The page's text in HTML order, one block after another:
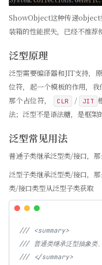
ShowObject这种传递object
装箱的性能损失，已经不推荐
泛型原理
泛型需要编译器和JIT支持，
位符，起一个模板的作用，
那个占位符， CLR / JIT
法；泛型不是语法糖，是框架
泛型常见用法
普通子类继承泛型类/接口，那
泛型子类继承泛型类/接口，
类/接口类型从泛型子类获取
/// <summary>
/// 普通类继承泛型抽象类
/// </summary>